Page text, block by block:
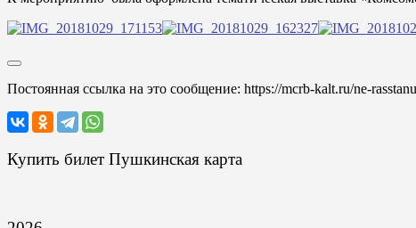
Постоянная ссылка на это сообщение: https://mcrb-kalt.ru/ne-
Купить билет Пушкинская карта